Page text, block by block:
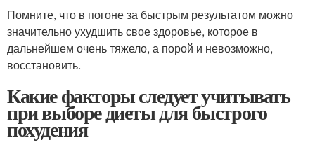
Помните, что в погоне за быстрым результатом можно
значительно ухудшить свое здоровье, которое в
дальнейшем очень тяжело, а порой и невозможно,
восстановить.
Какие факторы следует учитывать
при выборе диеты для быстрого
похудения